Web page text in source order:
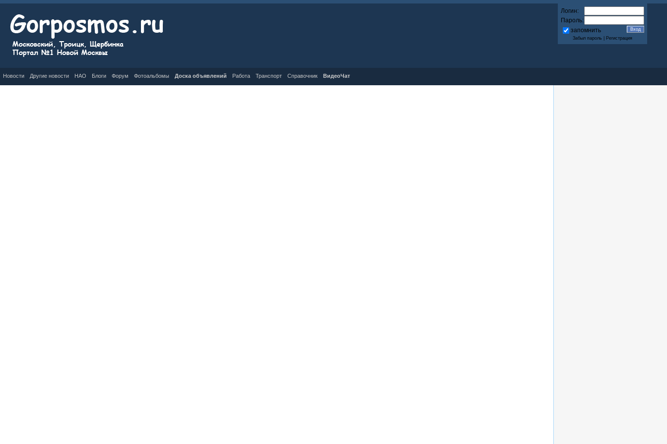
Логин:
Пароль:
запомнить
Забыл пароль Регистрация
Новости Другие новости НАО Блоги Форум Фотоальбомы Доска объявлений Работа Транспорт Справочник ВидеоЧат